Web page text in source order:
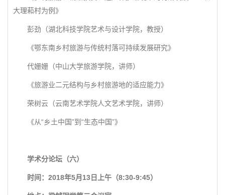
大理萂村为例》
彭劲（湖北科技学院艺术与设计学院，教授）
《鄂东南乡村旅游与传统村落可持续发展研究》
代姗姗（中山大学旅游学院，讲师）
《旅游业二元结构与乡村旅游地的适应能力》
荣树云（云南艺术学院人文艺术学院，讲师）
《从“乡土中国”到“生态中国”》
学术分论坛（六）
时间：2018年5月13日上午（8:30-9:45）